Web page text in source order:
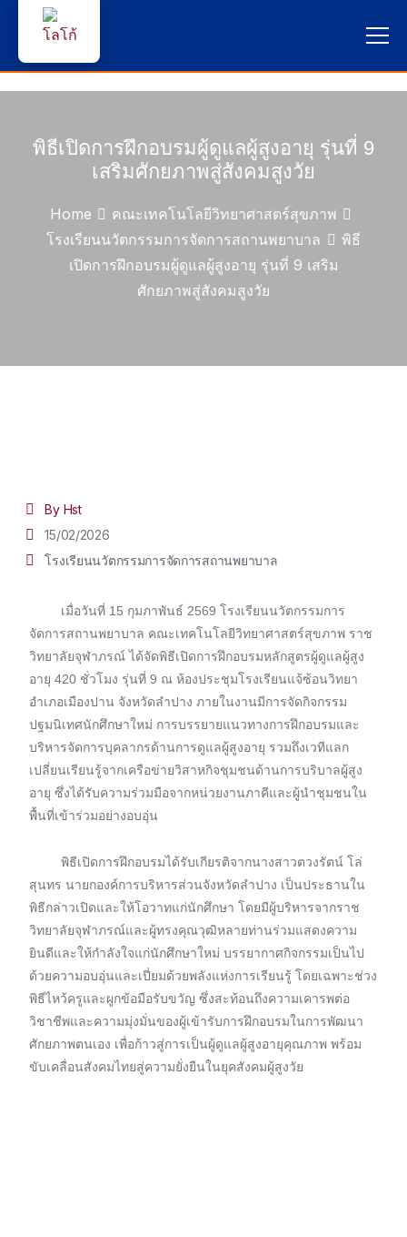
หน้าแรก
ผู้สนใจสมัครเรียน
คณาจารย์และบุคลากร
พิธีเปิดการฝึกอบรมผู้ดูแลผู้สูงอายุ รุ่นที่ 9
เสริมศักยภาพสู่สังคมสูงวัย
Home
คณะเทคโนโลยีวิทยาศาสตร์สุขภาพ
โรงเรียนนวัตกรรมการจัดการสถานพยาบาล
พิธี
เปิดการฝึกอบรมผู้ดูแลผู้สูงอายุ รุ่นที่ 9 เสริม
ศักยภาพสู่สังคมสูงวัย
By Hst
15/02/2026
โรงเรียนนวัตกรรมการจัดการสถานพยาบาล
เมื่อวันที่ 15 กุมภาพันธ์ 2569 โรงเรียนนวัตกรรมการ
จัดการสถานพยาบาล คณะเทคโนโลยีวิทยาศาสตร์สุขภาพ ราช
วิทยาลัยจุฬาภรณ์ ได้จัดพิธีเปิดการฝึกอบรมหลักสูตรผู้ดูแลผู้สูง
อายุ 420 ชั่วโมง รุ่นที่ 9 ณ ห้องประชุมโรงเรียนแจ้ซ้อนวิทยา
อำเภอเมืองปาน จังหวัดลำปาง ภายในงานมีการจัดกิจกรรม
ปฐมนิเทศนักศึกษาใหม่ การบรรยายแนวทางการฝึกอบรมและ
บริหารจัดการบุคลากรด้านการดูแลผู้สูงอายุ รวมถึงเวทีแลก
เปลี่ยนเรียนรู้จากเครือข่ายวิสาหกิจชุมชนด้านการบริบาลผู้สูง
อายุ ซึ่งได้รับความร่วมมือจากหน่วยงานภาคีและผู้นำชุมชนใน
พื้นที่เข้าร่วมอย่างอบอุ่น
พิธีเปิดการฝึกอบรมได้รับเกียรติจากนางสาวตวงรัตน์ โล่
สุนทร นายกองค์การบริหารส่วนจังหวัดลำปาง เป็นประธานใน
พิธีกล่าวเปิดและให้โอวาทแก่นักศึกษา โดยมีผู้บริหารจากราช
วิทยาลัยจุฬาภรณ์และผู้ทรงคุณวุฒิหลายท่านร่วมแสดงความ
ยินดีและให้กำลังใจแก่นักศึกษาใหม่ บรรยากาศกิจกรรมเป็นไป
ด้วยความอบอุ่นและเปี่ยมด้วยพลังแห่งการเรียนรู้ โดยเฉพาะช่วง
พิธีไหว้ครูและผูกข้อมือรับขวัญ ซึ่งสะท้อนถึงความเคารพต่อ
วิชาชีพและความมุ่งมั่นของผู้เข้ารับการฝึกอบรมในการพัฒนา
ศักยภาพตนเอง เพื่อก้าวสู่การเป็นผู้ดูแลผู้สูงอายุคุณภาพ พร้อม
ขับเคลื่อนสังคมไทยสู่ความยั่งยืนในยุคสังคมผู้สูงวัย